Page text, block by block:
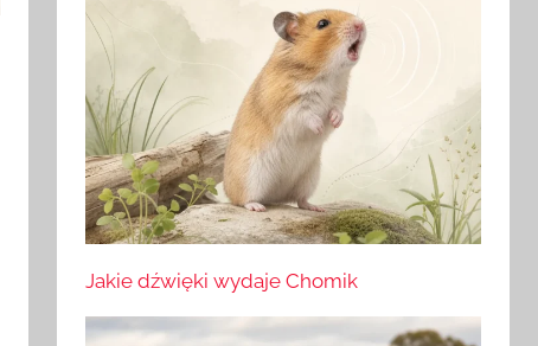
Jakie dźwięki wydaje Chomik